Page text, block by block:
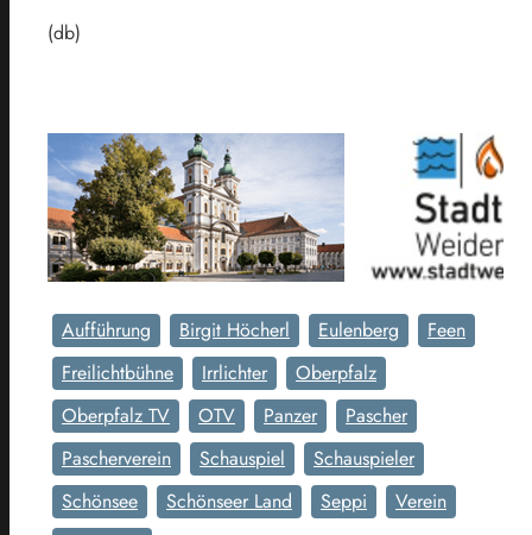
(db)
Aufführung Birgit Höcherl Eulenberg
Feen
Freilichtbühne
Irrlichter
Oberpfalz
Oberpfalz TV
OTV Panzer
Pascher
Pascherverein
Schauspiel
Schauspieler
Schönsee
Schönseer Land Seppi
Verein